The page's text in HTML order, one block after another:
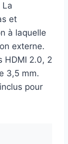
La
et
à laquelle
externe.
HDMI 2.0, 2
3,5 mm.
pour